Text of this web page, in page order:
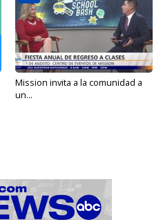
Mission invita a la comunidad a
un...